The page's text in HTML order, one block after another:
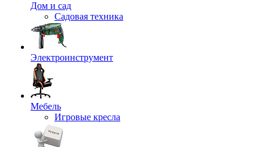
Дом и сад
Садовая техника
Электроинструмент
Мебель
Игровые кресла